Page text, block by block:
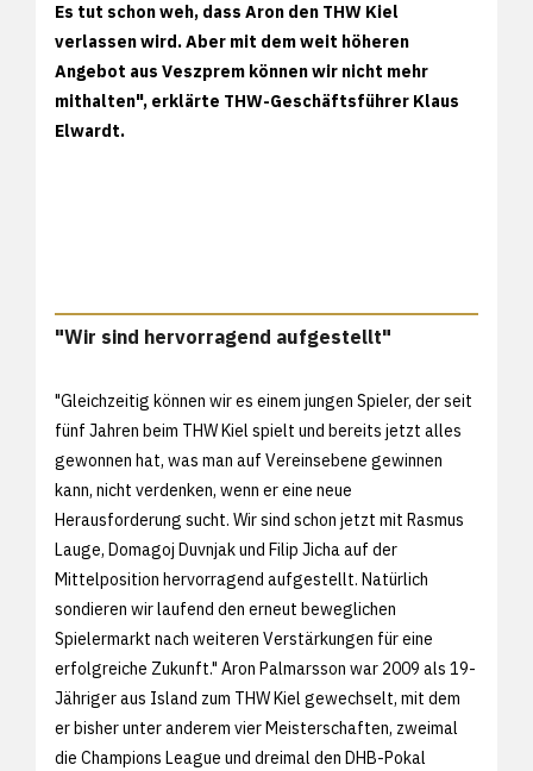
Es tut schon weh, dass Aron den THW Kiel
verlassen wird. Aber mit dem weit höheren
Angebot aus Veszprem können wir nicht mehr
mithalten", erklärte THW-Geschäftsführer Klaus
Elwardt.
"Wir sind hervorragend aufgestellt"
"Gleichzeitig können wir es einem jungen Spieler, der seit
fünf Jahren beim THW Kiel spielt und bereits jetzt alles
gewonnen hat, was man auf Vereinsebene gewinnen
kann, nicht verdenken, wenn er eine neue
Herausforderung sucht. Wir sind schon jetzt mit Rasmus
Lauge, Domagoj Duvnjak und Filip Jicha auf der
Mittelposition hervorragend aufgestellt. Natürlich
sondieren wir laufend den erneut beweglichen
Spielermarkt nach weiteren Verstärkungen für eine
erfolgreiche Zukunft." Aron Palmarsson war 2009 als 19-
Jähriger aus Island zum THW Kiel gewechselt, mit dem
er bisher unter anderem vier Meisterschaften, zweimal
die Champions League und dreimal den DHB-Pokal